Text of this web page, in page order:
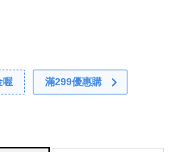
喔 滿299優惠購